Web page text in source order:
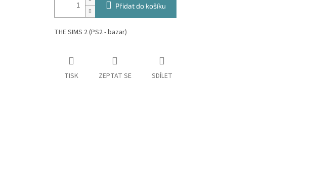
Přidat do košíku
THE SIMS 2 (PS2 - bazar)
TISK ZEPTAT SE SDÍLET